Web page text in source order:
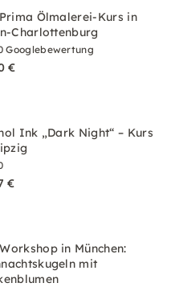
Ölmalerei-Kurs in
Charlottenburg
Googlebewertung
€
Ink „Dark Night“ – Kurs
€
in München:
mit